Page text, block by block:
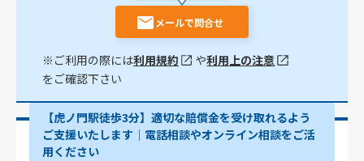
メールで問合せ
※ご利用の際には利用規約 や利用上の注意
をご確認下さい
【虎ノ門駅徒歩3分】適切な賠償金を受け取れるよう
ご支援いたします│電話相談やオンライン相談をご活
用ください